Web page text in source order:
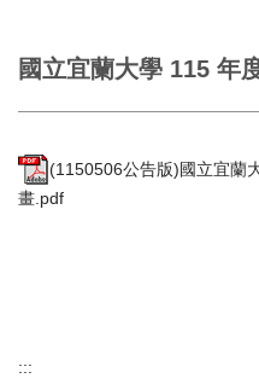
國立宜蘭大學 115 年
(1150506公告版)國立宜蘭
畫.pdf
:::